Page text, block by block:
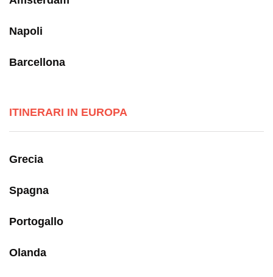
Napoli
Barcellona
ITINERARI IN EUROPA
Grecia
Spagna
Portogallo
Olanda